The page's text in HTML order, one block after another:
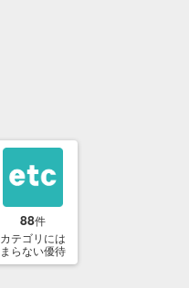
88件
カテゴリには
まらない優待